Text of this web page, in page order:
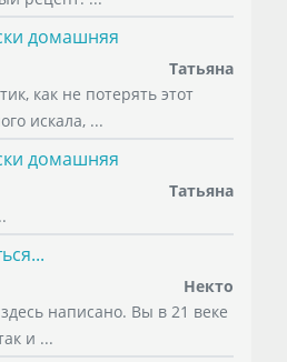
домашняя
Татьяна
как не потерять этот
искала, ...
домашняя
Татьяна
Некто
написано. Вы в 21 веке
и ...